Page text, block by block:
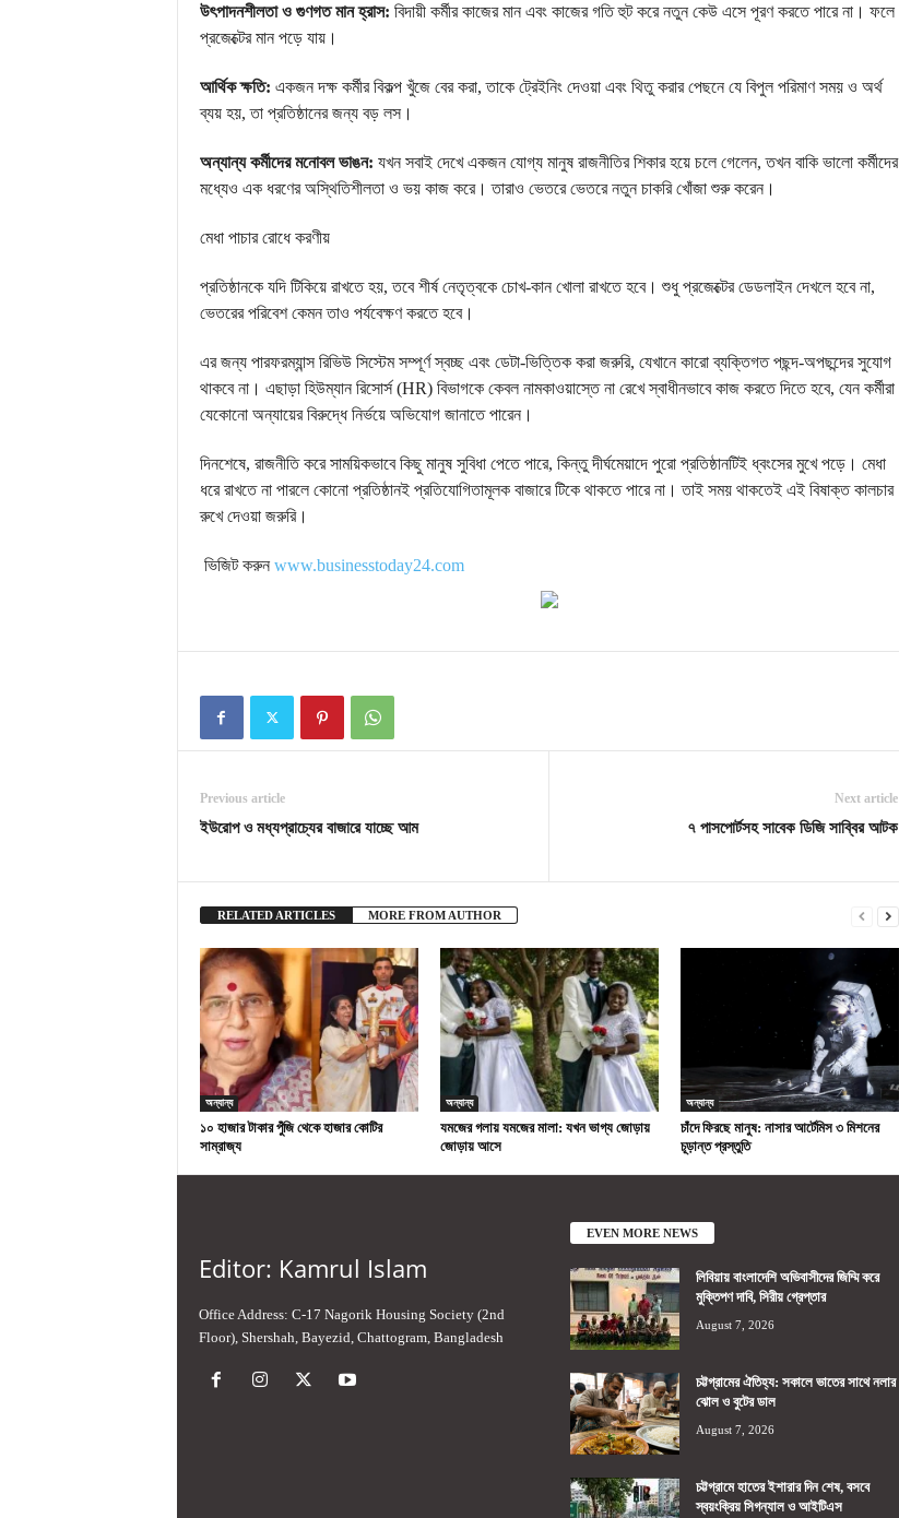
উৎপাদনশীলতা ও গুণগত মান হ্রাস: বিদায়ী কর্মীর কাজের মান এবং কাজের গতি হুট করে নতুন কেউ এসে পূরণ করতে পারে না। ফলে
প্রজেক্টের মান পড়ে যায়।
আর্থিক ক্ষতি: একজন দক্ষ কর্মীর বিকল্প খুঁজে বের করা, তাকে ট্রেইনিং দেওয়া এবং থিতু করার পেছনে যে বিপুল পরিমাণ সময় ও অর্থ
ব্যয় হয়, তা প্রতিষ্ঠানের জন্য বড় লস।
অন্যান্য কর্মীদের মনোবল ভাঙন: যখন সবাই দেখে একজন যোগ্য মানুষ রাজনীতির শিকার হয়ে চলে গেলেন, তখন বাকি ভালো কর্মীদের
মধ্যেও এক ধরণের অস্থিতিশীলতা ও ভয় কাজ করে। তারাও ভেতরে ভেতরে নতুন চাকরি খোঁজা শুরু করেন।
মেধা পাচার রোধে করণীয়
প্রতিষ্ঠানকে যদি টিকিয়ে রাখতে হয়, তবে শীর্ষ নেতৃত্বকে চোখ-কান খোলা রাখতে হবে। শুধু প্রজেক্টের ডেডলাইন দেখলে হবে না,
ভেতরের পরিবেশ কেমন তাও পর্যবেক্ষণ করতে হবে।
এর জন্য পারফরম্যান্স রিভিউ সিস্টেম সম্পূর্ণ স্বচ্ছ এবং ডেটা-ভিত্তিক করা জরুরি, যেখানে কারো ব্যক্তিগত পছন্দ-অপছন্দের সুযোগ
থাকবে না। এছাড়া হিউম্যান রিসোর্স (HR) বিভাগকে কেবল নামকাওয়াস্তে না রেখে স্বাধীনভাবে কাজ করতে দিতে হবে, যেন কর্মীরা
যেকোনো অন্যায়ের বিরুদ্ধে নির্ভয়ে অভিযোগ জানাতে পারেন।
দিনশেষে, রাজনীতি করে সাময়িকভাবে কিছু মানুষ সুবিধা পেতে পারে, কিন্তু দীর্ঘমেয়াদে পুরো প্রতিষ্ঠানটিই ধ্বংসের মুখে পড়ে। মেধা
ধরে রাখতে না পারলে কোনো প্রতিষ্ঠানই প্রতিযোগিতামূলক বাজারে টিকে থাকতে পারে না। তাই সময় থাকতেই এই বিষাক্ত কালচার
রুখে দেওয়া জরুরি।
ভিজিট করুন www.businesstoday24.com
Previous article
ইউরোপ ও মধ্যপ্রাচ্যের বাজারে যাচ্ছে আম
Next article
৭ পাসপোর্টসহ সাবেক ডিজি সাব্বির আটক
RELATED ARTICLES MORE FROM AUTHOR
অন্যান্য
১০ হাজার টাকার পুঁজি থেকে হাজার কোটির
সাম্রাজ্য
অন্যান্য
যমজের গলায় যমজের মালা: যখন ভাগ্য জোড়ায়
জোড়ায় আসে
অন্যান্য
চাঁদে ফিরছে মানুষ: নাসার আর্টেমিস ৩ মিশনের
চূড়ান্ত প্রস্তুতি
Editor: Kamrul Islam
Office Address: C-17 Nagorik Housing Society (2nd
Floor), Shershah, Bayezid, Chattogram, Bangladesh
EVEN MORE NEWS
লিবিয়ায় বাংলাদেশি অভিবাসীদের জিম্মি করে
মুক্তিপণ দাবি, সিরীয় গ্রেপ্তার
August 7, 2026
চট্টগ্রামের ঐতিহ্য: সকালে ভাতের সাথে নলার
ঝোল ও বুটের ডাল
August 7, 2026
চট্টগ্রামে হাতের ইশারার দিন শেষ, বসবে
স্বয়ংক্রিয় সিগন্যাল ও আইটিএস